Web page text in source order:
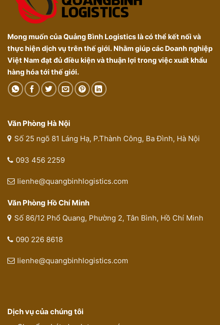
Mong muốn của Quảng Bình Logistics là có thể kết nối và
thực hiện dịch vụ trên thế giới. Nhằm giúp các Doanh nghiệp
Việt Nam đạt đủ điều kiện và thuận lợi trong việc xuất khẩu
hàng hóa tới thế giới.
Văn Phòng Hà Nội
Số 25 ngõ 81 Láng Hạ, P.Thành Công, Ba Đình, Hà Nội
093 456 2259
lienhe@quangbinhlogistics.com
Văn Phòng Hồ Chí Minh
Số 86/12 Phổ Quang, Phường 2, Tân Bình, Hồ Chí Minh
090 226 8618
lienhe@quangbinhlogistics.com
Dịch vụ của chúng tôi